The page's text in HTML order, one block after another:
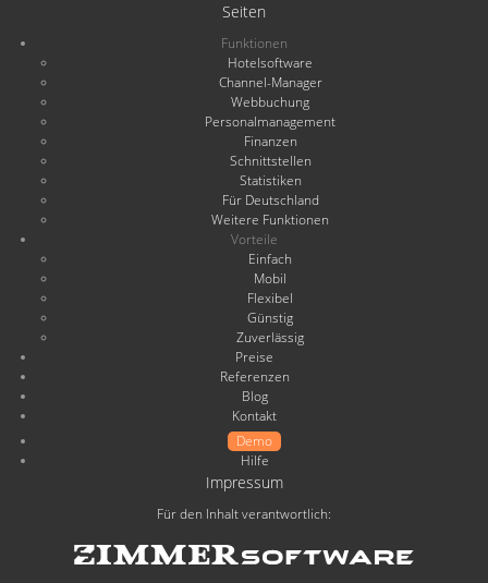
Seiten
Funktionen
Hotelsoftware
Channel-Manager
Webbuchung
Personalmanagement
Finanzen
Schnittstellen
Statistiken
Für Deutschland
Weitere Funktionen
Vorteile
Einfach
Mobil
Flexibel
Günstig
Zuverlässig
Preise
Referenzen
Blog
Kontakt
Demo
Hilfe
Impressum
Für den Inhalt verantwortlich: